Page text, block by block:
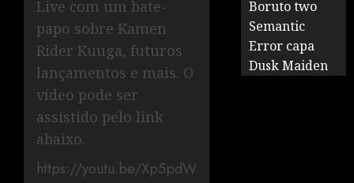
Live com um bate-
papo sobre Kamen
Rider Kuuga, futuros
lançamentos e mais. O
vídeo pode ser
assistido pelo link
abaixo.
https://youtu.be/Xp5pdW
Boruto two
Semantic
Error capa
Dusk Maiden